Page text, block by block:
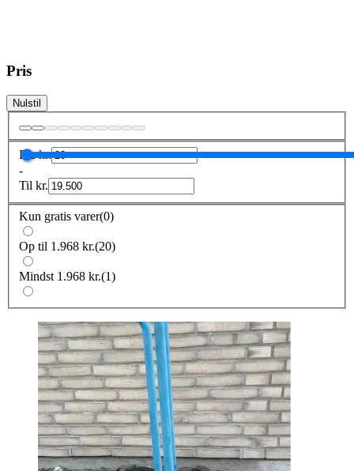
Pris
Nulstil
Frakr.
-
Til kr.
Kun gratis varer(0)
Op til 1.968 kr.(20)
Mindst 1.968 kr.(1)